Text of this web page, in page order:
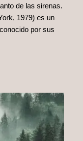
de las sirenas.
1979) es un
por sus